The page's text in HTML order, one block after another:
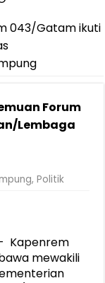
Penanganan
Tinjau Korban
Penanganan
PANRB Perkuat
Masyarakat,
Festival,
Penguatan
PMI Lampung
043/Gatam ikuti
Forum
Lembaga
,Politik
Kapenrem
mewakili